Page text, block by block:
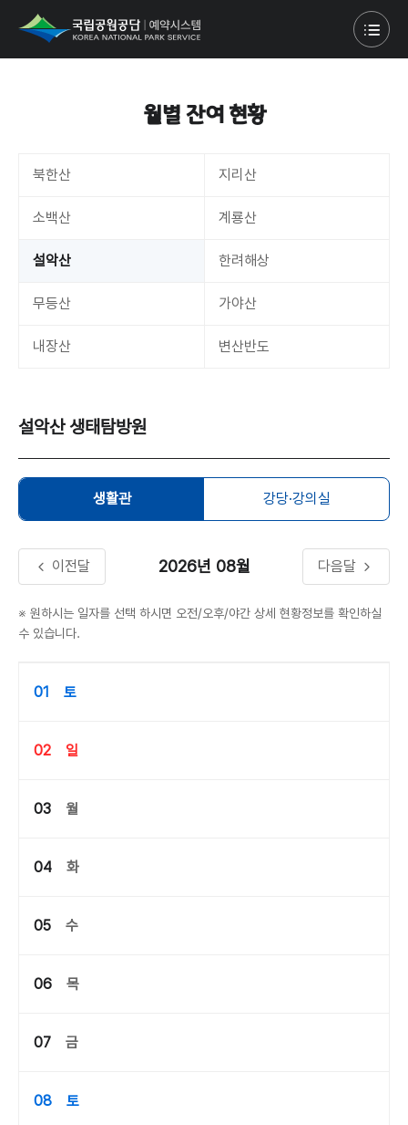
월별 잔여 현황
북한산 지리산
소백산 계룡산
설악산 한려해상
무등산 가야산
내장산 변산반도
설악산 생태탐방원
생활관 강당·강의실
이전달 2026년 08월 다음달
※ 원하시는 일자를 선택 하시면 오전/오후/야간 상세 현황정보를 확인하실
수 있습니다.
01 토
02 일
03 월
04 화
05 수
06 목
07 금
08 토